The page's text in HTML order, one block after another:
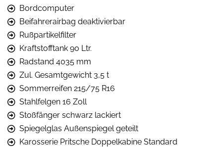
Bordcomputer
Beifahrerairbag deaktivierbar
Rußpartikelfilter
Kraftstofftank 90 Ltr.
Radstand 4035 mm
Zul. Gesamtgewicht 3,5 t
Sommerreifen 215/75 R16
Stahlfelgen 16 Zoll
Stoßfänger schwarz lackiert
Spiegelglas Außenspiegel geteilt
Karosserie Pritsche Doppelkabine Standard